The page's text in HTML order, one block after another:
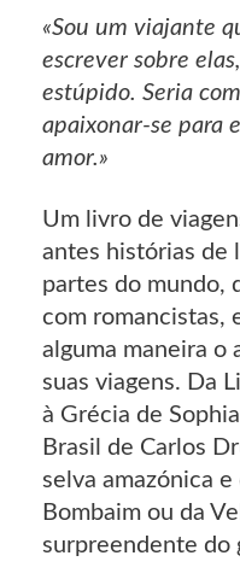
«Sou um viajante
escrever sobre
estúpido. Seria
apaixonar-se para
amor.»
Um livro de
antes histórias de
partes do mundo,
com romancistas,
alguma maneira o
suas viagens. Da
à Grécia de
Brasil de Carlos
selva amazónica
Bombaim ou da
surpreendente do